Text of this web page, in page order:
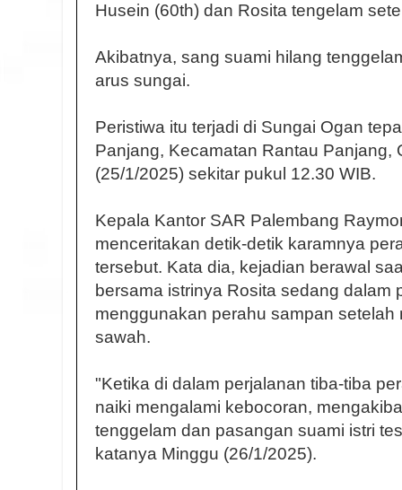
Husein (60th) dan Rosita tengelam
Akibatnya, sang suami hilang
arus sungai.
Peristiwa itu terjadi di Sungai Ogan
Panjang, Kecamatan Rantau Panjang,
(25/1/2025) sekitar pukul 12.30 WIB.
Kepala Kantor SAR Palembang
menceritakan detik-detik karamnya
tersebut. Kata dia, kejadian berawal
bersama istrinya Rosita sedang dalam
menggunakan perahu sampan
sawah.
"Ketika di dalam perjalanan tiba-tiba
naiki mengalami kebocoran,
tenggelam dan pasangan suami istri
katanya Minggu (26/1/2025).